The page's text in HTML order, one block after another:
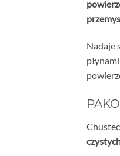
Nadaje